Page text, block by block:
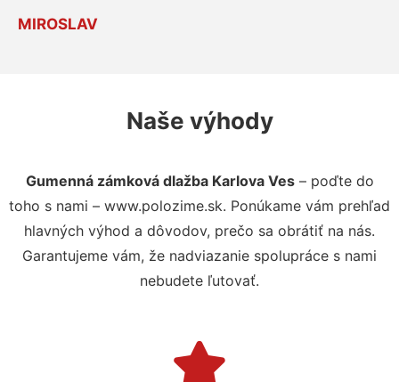
MIROSLAV
Naše výhody
Gumenná zámková dlažba Karlova Ves– poďte do
toho s nami – www.polozime.sk. Ponúkame vám prehľad
hlavných výhod a dôvodov, prečo sa obrátiť na nás.
Garantujeme vám, že nadviazanie spolupráce s nami
nebudete ľutovať.